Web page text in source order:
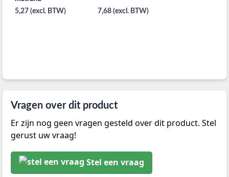
5,27 (excl. BTW)
7,68 (excl. BTW)
Vragen over dit product
Er zijn nog geen vragen gesteld over dit product. Stel
gerust uw vraag!
Stel een vraag